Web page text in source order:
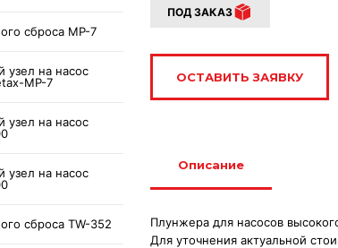
сброса MP-7
узел на насос
MP-7
узел на насос
узел на насос
сброса TW-352
ПОД ЗАКАЗ
ОСТАВИТЬ ЗАЯВКУ
Описание
Плунжера для насосов
Для уточнения актуальной